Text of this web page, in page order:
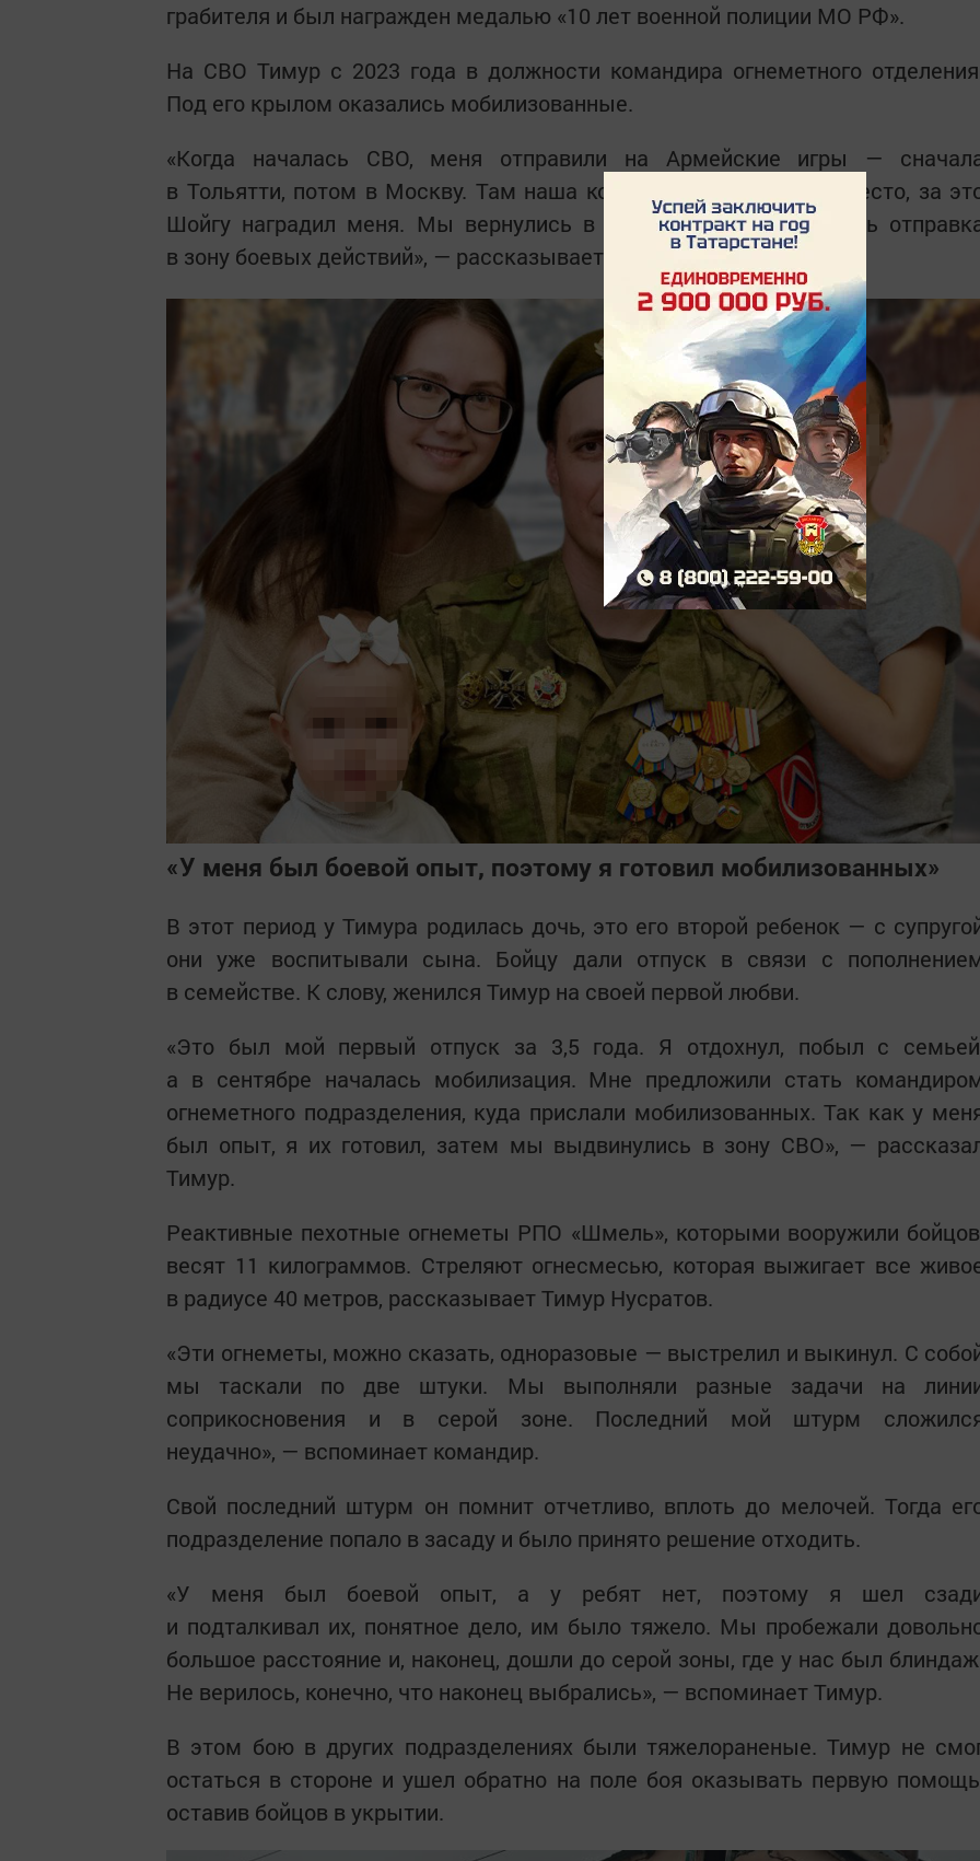
грабителя и был награжден медалью «10 лет военной полиции МО РФ».
На СВО Тимур с 2023 года в должности командира огнеметного
Под его крылом оказались мобилизованные.
«Когда началась СВО, меня отправили на Армейские игры —
в Тольятти, потом в Москву. Там наша команда заняла первое место, за
Шойгу наградил меня. Мы вернулись в Таджикистан, и началась
в зону боевых действий», — рассказывает Тимур.
«У меня был боевой опыт, поэтому я готовил мобилизованных»
В этот период у Тимура родилась дочь, это его второй ребенок — с
они уже воспитывали сына. Бойцу дали отпуск в связи с
в семействе. К слову, женился Тимур на своей первой любви.
«Это был мой первый отпуск за 3,5 года. Я отдохнул, побыл с
а в сентябре началась мобилизация. Мне предложили стать
огнеметного подразделения, куда прислали мобилизованных. Так как у
был опыт, я их готовил, затем мы выдвинулись в зону СВО», —
Тимур.
Реактивные пехотные огнеметы РПО «Шмель», которыми вооружили
весят 11 килограммов. Стреляют огнесмесью, которая выжигает все
в радиусе 40 метров, рассказывает Тимур Нусратов.
«Эти огнеметы, можно сказать, одноразовые — выстрелил и выкинул. С
мы таскали по две штуки. Мы выполняли разные задачи на
соприкосновения и в серой зоне. Последний мой штурм
неудачно», — вспоминает командир.
Свой последний штурм он помнит отчетливо, вплоть до мелочей. Тогда
подразделение попало в засаду и было принято решение отходить.
«У меня был боевой опыт, а у ребят нет, поэтому я шел
и подталкивал их, понятное дело, им было тяжело. Мы пробежали
большое расстояние и, наконец, дошли до серой зоны, где у нас был
Не верилось, конечно, что наконец выбрались», — вспоминает Тимур.
В этом бою в других подразделениях были тяжелораненые. Тимур не
остаться в стороне и ушел обратно на поле боя оказывать первую
оставив бойцов в укрытии.